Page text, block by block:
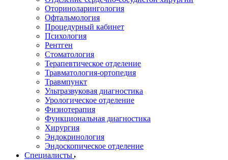
Оториноларингология
Офтальмология
Процедурный кабинет
Психология
Рентген
Стоматология
Терапевтическое отделение
Травматология-ортопедия
Травмпункт
Ультразвуковая диагностика
Урологическое отделение
Физиотерапия
Функциональная диагностика
Хирургия
Эндокринология
Эндоскопическое отделение
Специалисты